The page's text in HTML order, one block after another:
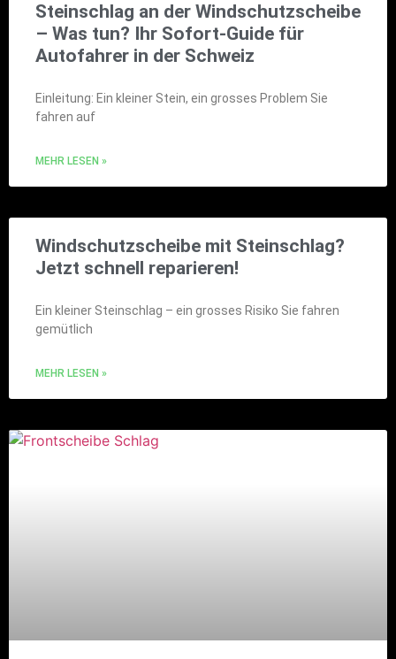
Steinschlag an der Windschutzscheibe
– Was tun? Ihr Sofort-Guide für
Autofahrer in der Schweiz
Einleitung: Ein kleiner Stein, ein grosses Problem Sie
fahren auf
MEHR LESEN »
Windschutzscheibe mit Steinschlag?
Jetzt schnell reparieren!
Ein kleiner Steinschlag – ein grosses Risiko Sie fahren
gemütlich
MEHR LESEN »